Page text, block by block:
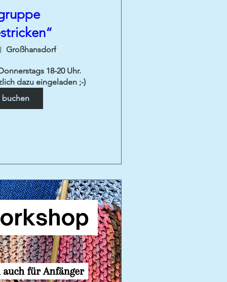
Großhansdorf
18-20 Uhr.
dazu eingeladen ;-)
buchen